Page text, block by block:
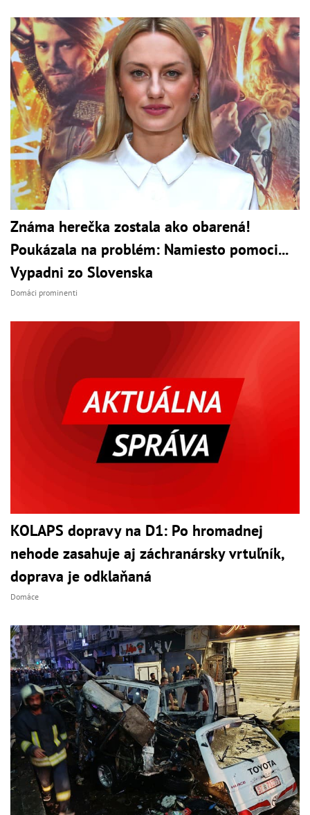
Známa herečka zostala ako obarená!
Poukázala na problém: Namiesto pomoci...
Vypadni zo Slovenska
Domáci prominenti
KOLAPS dopravy na D1: Po hromadnej
nehode zasahuje aj záchranársky vrtuľník,
doprava je odklaňaná
Domáce